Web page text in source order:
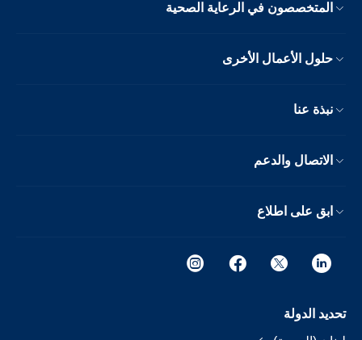
المتخصصون في الرعاية الصحية
حلول الأعمال الأخرى
نبذة عنا
الاتصال والدعم
ابق على اطلاع
تحديد الدولة